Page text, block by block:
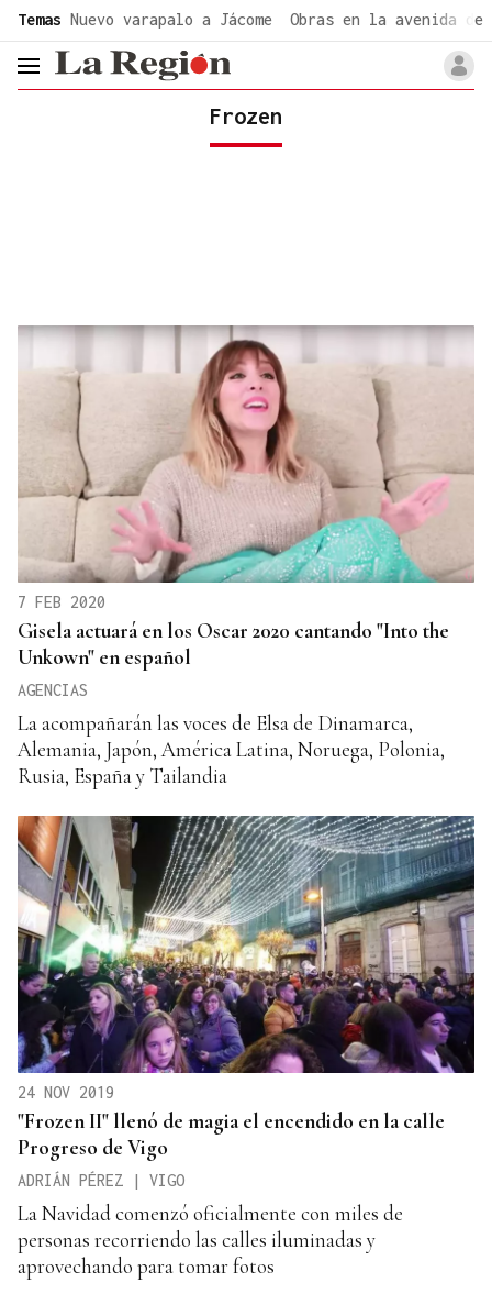
Temas Nuevo varapalo a Jácome Obras en la avenida de
header.menu.open
Frozen
7 FEB 2020
Gisela actuará en los Oscar 2020 cantando "Into the
Unkown" en español
AGENCIAS
La acompañarán las voces de Elsa de Dinamarca,
Alemania, Japón, América Latina, Noruega, Polonia,
Rusia, España y Tailandia
24 NOV 2019
"Frozen II" llenó de magia el encendido en la calle
Progreso de Vigo
ADRIÁN PÉREZ | VIGO
La Navidad comenzó oficialmente con miles de
personas recorriendo las calles iluminadas y
aprovechando para tomar fotos